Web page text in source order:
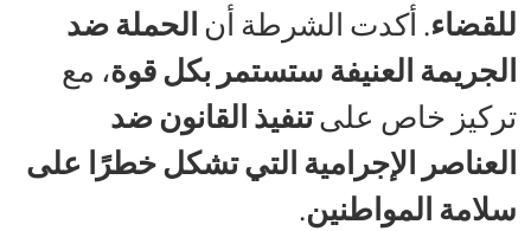
للقضاء. أكدت الشرطة أن الحملة ضد
الجريمة العنيفة ستستمر بكل قوة، مع
تركيز خاص علىتنفيذ القانون ضد
العناصر الإجرامية التي تشكل خطرًا على
سلامة المواطنين.